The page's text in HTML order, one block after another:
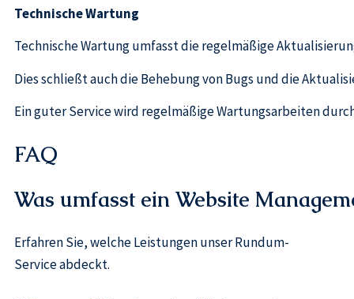
Technische Wartung
Technische Wartung umfasst die regelmäßige
Dies schließt auch die Behebung von Bugs und die
Ein guter Service wird regelmäßige Wartungsarbeiten
FAQ
Was umfasst ein Website
Erfahren Sie, welche Leistungen unser Rundum-
Service abdeckt.